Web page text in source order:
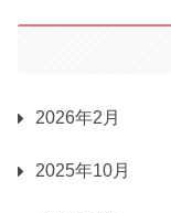
2026年2月
2025年10月